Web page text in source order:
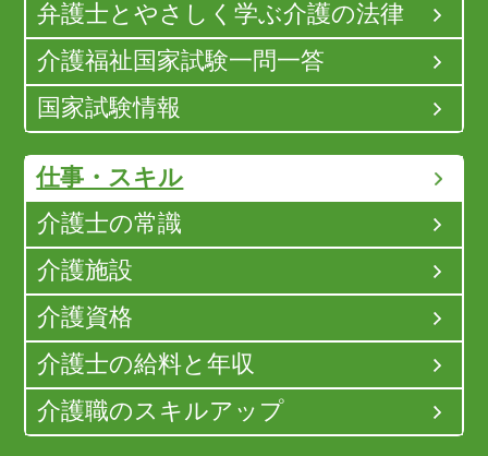
弁護士とやさしく学ぶ介護の法律
介護福祉国家試験一問一答
国家試験情報
仕事・スキル
介護士の常識
介護施設
介護資格
介護士の給料と年収
介護職のスキルアップ